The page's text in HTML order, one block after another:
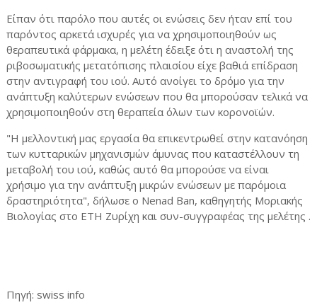
Είπαν ότι παρόλο που αυτές οι ενώσεις δεν ήταν επί του
παρόντος αρκετά ισχυρές για να χρησιμοποιηθούν ως
θεραπευτικά φάρμακα, η μελέτη έδειξε ότι η αναστολή της
ριβοσωματικής μετατόπισης πλαισίου είχε βαθιά επίδραση
στην αντιγραφή του ιού. Αυτό ανοίγει το δρόμο για την
ανάπτυξη καλύτερων ενώσεων που θα μπορούσαν τελικά να
χρησιμοποιηθούν στη θεραπεία όλων των κορονοϊών.
"Η μελλοντική μας εργασία θα επικεντρωθεί στην κατανόηση
των κυτταρικών μηχανισμών άμυνας που καταστέλλουν τη
μεταβολή του ιού, καθώς αυτό θα μπορούσε να είναι
χρήσιμο για την ανάπτυξη μικρών ενώσεων με παρόμοια
δραστηριότητα", δήλωσε ο Nenad Ban, καθηγητής Μοριακής
Βιολογίας στο ETH Ζυρίχη και συν-συγγραφέας της μελέτης .
Πηγή: swiss info